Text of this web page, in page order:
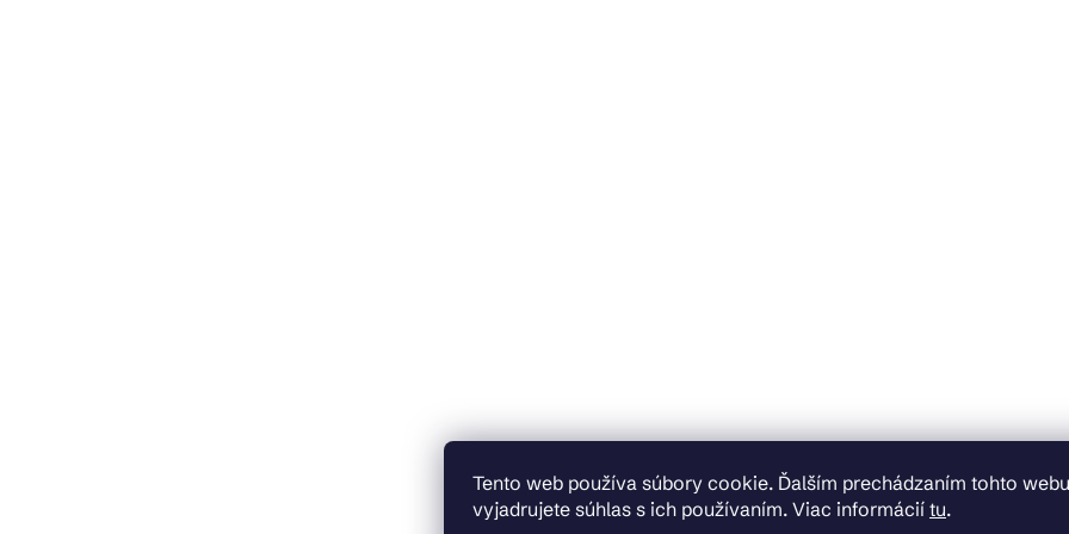
Tento web používa súbory cookie. Ďalším prechádzaním tohto webu
vyjadrujete súhlas s ich používaním. Viac informácií tu.